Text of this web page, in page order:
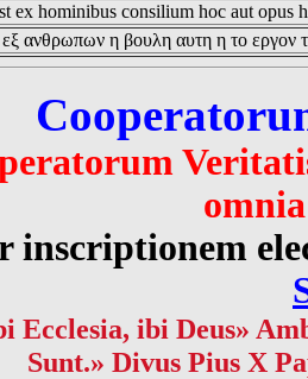
ex hominibus consilium hoc aut opus
ανθρωπων η βουλη αυτη η το εργον
inscriptionem
Ecclesia, ibi Deus»
Sunt.» Divus Pius X